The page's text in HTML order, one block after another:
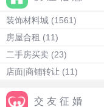
装饰材料城 (1561)
房屋合租 (11)
二手房买卖 (23)
店面|商铺转让 (11)
交友征婚